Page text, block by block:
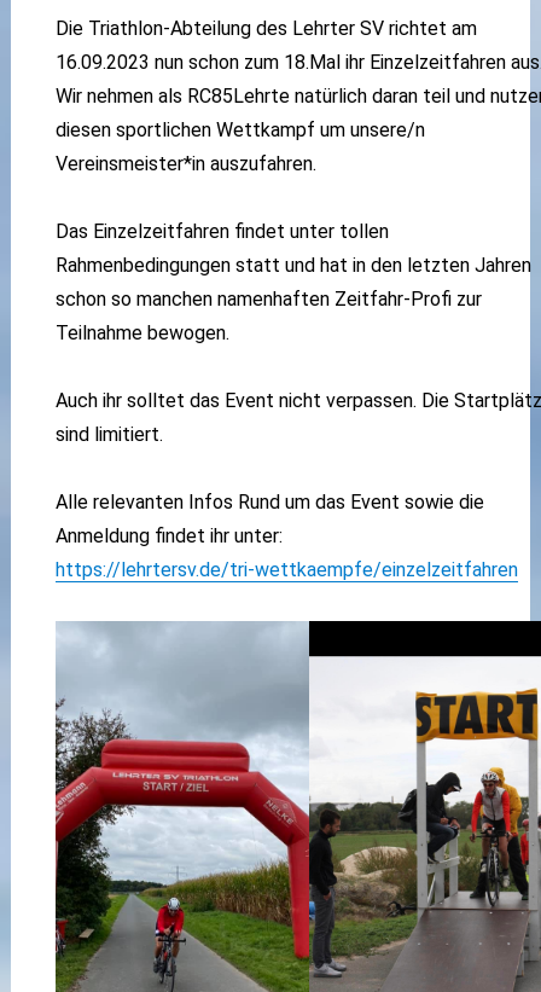
Die Triathlon-Abteilung des Lehrter SV richtet am
16.09.2023 nun schon zum 18.Mal ihr Einzelzeitfahren
Wir nehmen als RC85Lehrte natürlich daran teil und
diesen sportlichen Wettkampf um unsere/n
Vereinsmeister*in auszufahren.
Das Einzelzeitfahren findet unter tollen
Rahmenbedingungen statt und hat in den letzten Jahren
schon so manchen namenhaften Zeitfahr-Profi zur
Teilnahme bewogen.
Auch ihr solltet das Event nicht verpassen. Die
sind limitiert.
Alle relevanten Infos Rund um das Event sowie die
Anmeldung findet ihr unter:
https://lehrtersv.de/tri-wettkaempfe/einzelzeitfahren